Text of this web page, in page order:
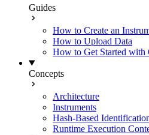
Guides
How to Create an
How to Upload Data
How to Get Started with
Concepts
Architecture
Instruments
Hash-Based
Runtime Execution